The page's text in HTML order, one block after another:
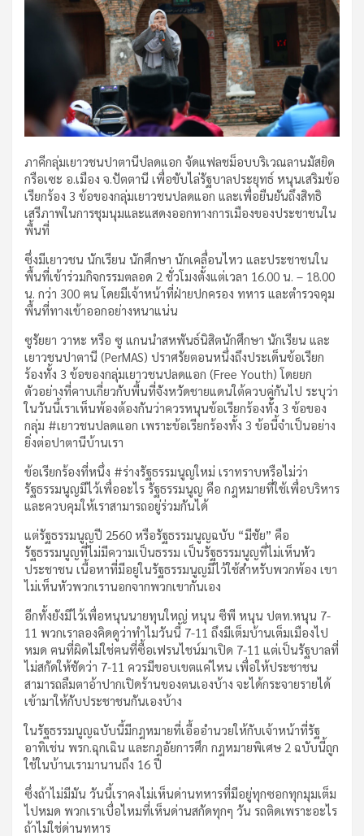
ภาคีกลุ่มเยาวชนปาตานีปลดแอก จัดแฟลชม็อบบริเวณลานมัสยิด
กรือเซะ อ.เมือง จ.ปัตตานี เพื่อขับไล่รัฐบาลประยุทธ์ หนุนเสริมข้อ
เรียกร้อง 3 ข้อของกลุ่มเยาวชนปลดแอก และเพื่อยืนยันถึงสิทธิ
เสรีภาพในการชุมนุมและแสดงออกทางการเมืองของประชาชนใน
พื้นที่
ซึ่งมีเยาวชน นักเรียน นักศึกษา นักเคลื่อนไหว และประชาชนใน
พื้นที่เข้าร่วมกิจกรรมตลอด 2 ชั่วโมงตั้งแต่เวลา 16.00 น. – 18.00
น. กว่า 300 ฅน โดยมีเจ้าหน้าที่ฝ่ายปกครอง ทหาร และตำรวจคุม
พื้นที่ทางเข้าออกอย่างหนาแน่น
ซูรัยยา วาหะ หรือ ซู แกนนำสหพันธ์นิสิตนักศึกษา นักเรียน และ
เยาวชนปาตานี (PerMAS) ปราศรัยตอนหนึ่งถึงประเด็นข้อเรียก
ร้องทั้ง 3 ข้อของกลุ่มเยาวชนปลดแอก (Free Youth) โดยยก
ตัวอย่างที่คาบเกี่ยวกับพื้นที่จังหวัดชายแดนใต้ควบคู่กันไป ระบุว่า
ในวันนี้เราเห็นพ้องต้องกันว่าควรหนุนข้อเรียกร้องทั้ง 3 ข้อของ
กลุ่ม #เยาวชนปลดแอก เพราะข้อเรียกร้องทั้ง 3 ข้อนี้จำเป็นอย่าง
ยิ่งต่อปาตานีบ้านเรา
ข้อเรียกร้องที่หนึ่ง #ร่างรัฐธรรมนูญใหม่ เราทราบหรือไม่ว่า
รัฐธรรมนูญมีไว้เพื่ออะไร รัฐธรรมนูญ คือ กฎหมายที่ใช้เพื่อบริหาร
และควบคุมให้เราสามารถอยู่ร่วมกันได้
แต่รัฐธรรมนูญปี 2560 หรือรัฐธรรมนูญฉบับ “มีชัย” คือ
รัฐธรรมนูญที่ไม่มีความเป็นธรรม เป็นรัฐธรรมนูญที่ไม่เห็นหัว
ประชาชน เนื้อหาที่มีอยู่ในรัฐธรรมนูญมีไว้ใช้สำหรับพวกพ้อง เขา
ไม่เห็นหัวพวกเรานอกจากพวกเขากันเอง
อีกทั้งยังมีไว้เพื่อหนุนนายทุนใหญ่ หนุน ซีพี หนุน ปตท.หนุน 7-
11 พวกเราลองคิดดูว่าทำไมวันนี้ 7-11 ถึงมีเต็มบ้านเต็มเมืองไป
หมด ฅนที่ผิดไม่ใช่ฅนที่ซื้อเฟรนไชน์มาเปิด 7-11 แต่เป็นรัฐบาลที่
ไม่สกัดให้ชัดว่า 7-11 ควรมีขอบเขตแค่ไหน เพื่อให้ประชาชน
สามารถลืมตาอ้าปากเปิดร้านของตนเองบ้าง จะได้กระจายรายได้
เข้ามาให้กับประชาชนกันเองบ้าง
ในรัฐธรรมนูญฉบับนี้มีกฎหมายที่เอื้ออำนวยให้กับเจ้าหน้าที่รัฐ
อาทิเช่น พรก.ฉุกเฉิน และกฎอัยการศึก กฎหมายพิเศษ 2 ฉบับนี้ถูก
ใช้ในบ้านเรามานานถึง 16 ปี
ซึ่งถ้าไม่มีมัน วันนี้เราคงไม่เห็นด่านทหารที่มีอยู่ทุกซอกทุกมุมเต็ม
ไปหมด พวกเราเบื่อไหมที่เห็นด่านสกัดทุกๆ วัน รถติดเพราะอะไร
ถ้าไม่ใช่ด่านทหาร